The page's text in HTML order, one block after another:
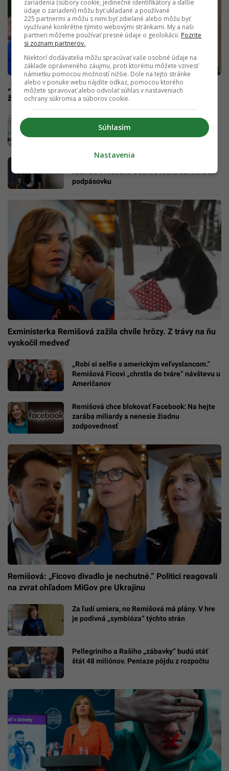
„Vy ste Matovič v sukni,“ odkázal Erik Tomáš političke v
živom vysielaní
Remišovej vila vyvolala obrovský rozruch.
Šéfka Za Ľudí podáva trestné oznámenie
koalície s Hlasom. Odchod Kisku označila za
podpásovku
Exministerka Remišová zažila chvíle hrôzy. Z trávy na ňu
vyskočil medveď
„Robí si selfie s americkým veľvyslancom.“
Remišová Ficovi „chrstla do tváre“ návštevu u
Američanov
Remišová chce blokovať Facebook: Na hejte
zarába miliardy a nenesie žiadnu
zodpovednosť
Remišová: „Ficovo divadlo je nechutné.“ Politici reagovali
na zvrat ohľadom MiGov pre Ukrajinu
Za ľudí umiera, no Remišová má plány. V hre
je podivná „symbióza“ týchto strán
Pellegriniho a Rašiho „zábavky“ budú stáť
štát 48 miliónov. Peniaze pôjdu z rozpočtu
zariadenia (súbory cookie, jedinečné identifikátory a ďalšie
údaje o zariadení) môžu byť ukladané a používané
225 partnermi a môžu s nimi byť zdieľané alebo môžu byť
využívané konkrétne týmito webovými stránkami. My a naši
partneri môžeme používať presné údaje o geolokácii. Pozrite
si zoznam partnerov.
Niektorí dodávatelia môžu spracúvať vaše osobné údaje na
základe oprávneného záujmu, proti ktorému môžete vzniesť
námietku pomocou možností nižšie. Dole na tejto stránke
alebo v ponuke webu nájdite odkaz, pomocou ktorého
môžete spravovať alebo odvolať súhlas v nastaveniach
ochrany súkromia a súborov cookie.
Súhlasím
Nastavenia